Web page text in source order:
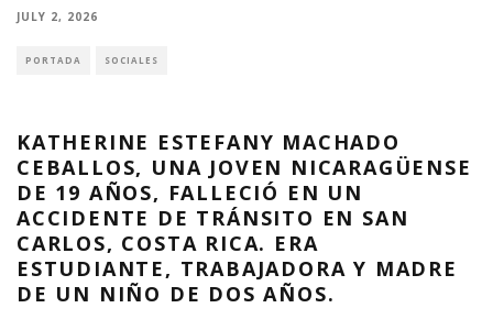
JULY 2, 2026
PORTADA SOCIALES
KATHERINE ESTEFANY MACHADO
CEBALLOS, UNA JOVEN NICARAGÜENSE
DE 19 AÑOS, FALLECIÓ EN UN
ACCIDENTE DE TRÁNSITO EN SAN
CARLOS, COSTA RICA. ERA
ESTUDIANTE, TRABAJADORA Y MADRE
DE UN NIÑO DE DOS AÑOS.